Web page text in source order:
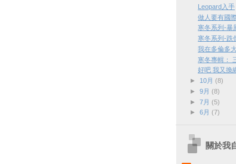
Leopard入手
做人要有國
寒冬系列-暴
寒冬系列-跌
我在多倫多
寒冬專輯：
好吧 我又換
►
10月 (8)
► 9月 (8)
► 7月 (5)
► 6月 (7)
關於我